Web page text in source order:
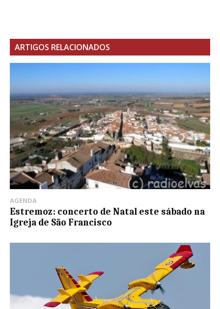
ARTIGOS RELACIONADOS
AGENDA
Estremoz: concerto de Natal este sábado na
Igreja de São Francisco